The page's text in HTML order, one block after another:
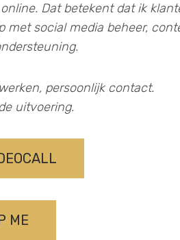
Dat betekent dat ik
met social media beheer,
persoonlijk contact.
uitvoering.
ME